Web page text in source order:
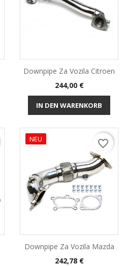
Downpipe Za Vozila Citroen
Preis
244,00 €
IN DEN WARENKORB
NEU
Downpipe Za Vozila Mazda
Preis
242,78 €
favorite_border